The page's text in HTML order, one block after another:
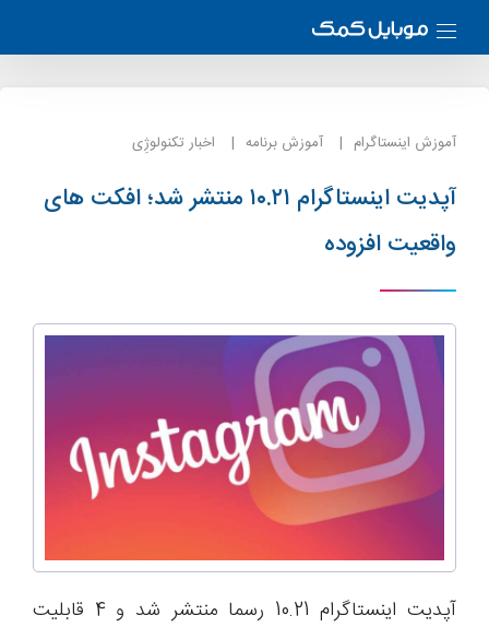
آموزش اینستاگرام آموزش برنامه اخبار تکنولوژِی
آپدیت اینستاگرام ۱۰.۲۱ منتشر شد؛ افکت های
واقعیت افزوده
آپدیت اینستاگرام 10.21 رسما منتشر شد و 4 قابلیت